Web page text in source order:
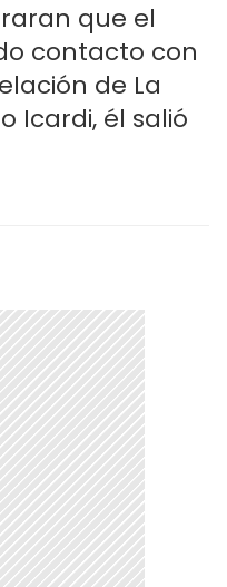
que el
contacto con
de La
Icardi, él salió